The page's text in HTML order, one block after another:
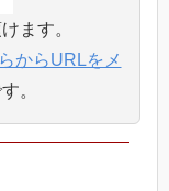
ます。
からURLをメ
。